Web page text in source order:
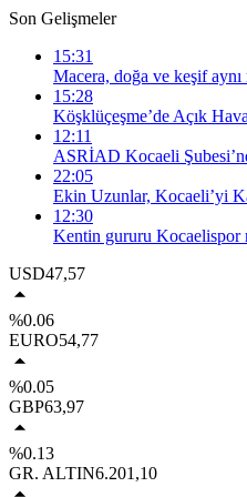
Son Gelişmeler
15:31
Macera, doğa ve keşif aynı
15:28
Köşklüçeşme’de Açık
12:11
ASRİAD Kocaeli
22:05
Ekin Uzunlar, Kocaeli’yi
12:30
Kentin gururu Kocaelispor
USD47,57
%0.06
EURO54,77
%0.05
GBP63,97
%0.13
GR. ALTIN6.201,10